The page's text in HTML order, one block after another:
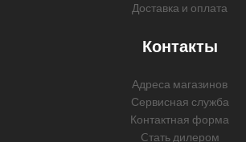
Доставка и оплата
Контакты
Адреса магазинов
Сервисная служба
Контактная форма
Cтать дилером